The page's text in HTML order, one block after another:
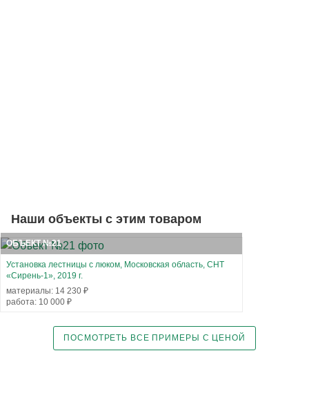
Наши объекты с этим товаром
ОБЪЕКТ №21
Установка лестницы с люком, Московская область, СНТ
«Сирень-1», 2019 г.
материалы: 14 230 ₽
работа: 10 000 ₽
ПОСМОТРЕТЬ ВСЕ ПРИМЕРЫ С ЦЕНОЙ